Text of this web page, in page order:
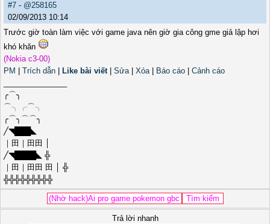
#7 - @258165
02/09/2013 10:14
Trước giờ toàn làm việc với game java nên giờ gia công gme giả lập hơi
khó khăn
(Nokia c3-00)
PM
Trích dẫn Like bài viết| Sửa| Xóa| Báo cáo
Cảnh cáo
╭⌒╮
⌒╮╭⌒╮
╭⌒╮⌒⌒╮
╱◥███◣
｜田｜田田 │
╱◥████◣ ╬
｜田｜田田 田 │ ╬
╬╬╬╬╬╬╬╬╬
Trả lời nhanh